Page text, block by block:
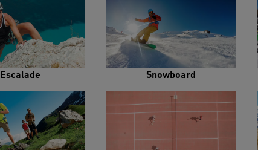
Escalade Snowboard